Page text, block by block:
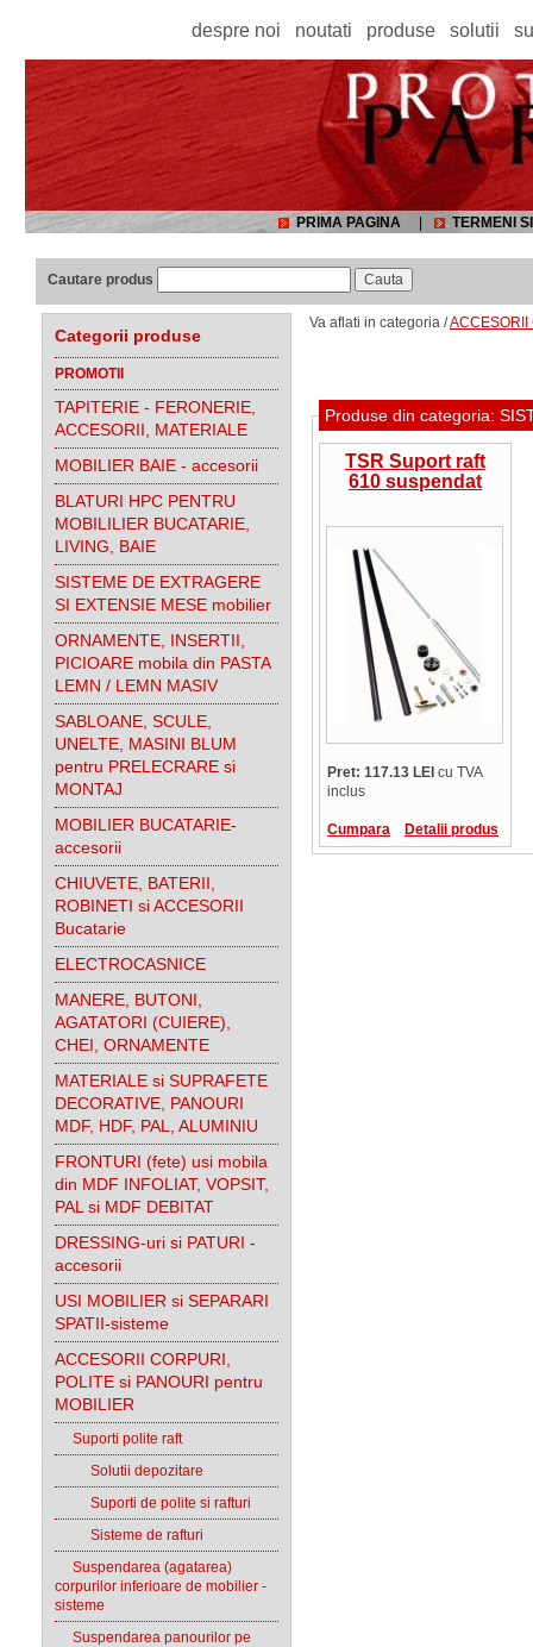
despre noi noutati produse solutii
PRIMA PAGINA TERMENI
Cautare produs
Categorii produse
PROMOTII
TAPITERIE - FERONERIE,
ACCESORII, MATERIALE
MOBILIER BAIE - accesorii
BLATURI HPC PENTRU
MOBILILIER BUCATARIE,
LIVING, BAIE
SISTEME DE EXTRAGERE
SI EXTENSIE MESE mobilier
ORNAMENTE, INSERTII,
PICIOARE mobila din PASTA
LEMN / LEMN MASIV
SABLOANE, SCULE,
UNELTE, MASINI BLUM
pentru PRELECRARE si
MONTAJ
MOBILIER BUCATARIE-
accesorii
CHIUVETE, BATERII,
ROBINETI si ACCESORII
Bucatarie
ELECTROCASNICE
MANERE, BUTONI,
AGATATORI (CUIERE),
CHEI, ORNAMENTE
MATERIALE si SUPRAFETE
DECORATIVE, PANOURI
MDF, HDF, PAL, ALUMINIU
FRONTURI (fete) usi mobila
din MDF INFOLIAT, VOPSIT,
PAL si MDF DEBITAT
DRESSING-uri si PATURI -
accesorii
USI MOBILIER si SEPARARI
SPATII-sisteme
ACCESORII CORPURI,
POLITE si PANOURI pentru
MOBILIER
Suporti polite raft
Solutii depozitare
Suporti de polite si rafturi
Sisteme de rafturi
Suspendarea (agatarea)
corpurilor inferioare de mobilier -
sisteme
Suspendarea panourilor pe
Va aflati in categoria /ACCESORII
Produse din categoria:
TSR Suport raft
610 suspendat
Pret: 117.13 LEI cu TVA
inclus
Cumpara Detalii produs